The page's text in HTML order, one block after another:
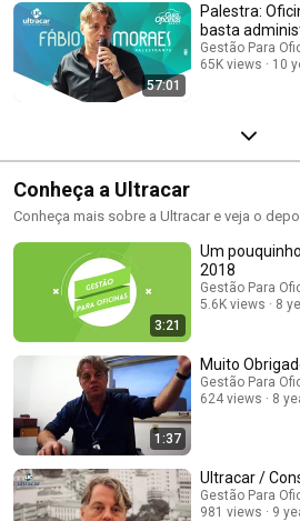
57:01
Palestra:
basta
Gestão Para
65K views
10
Conheça a Ultracar
Conheça mais sobre a Ultracar e veja o
3:21
Um
2018
Gestão Para
5.6K views
8
1:37
Muito
Gestão Para
624 views
8
Ultracar /
Gestão Para
981 views
9